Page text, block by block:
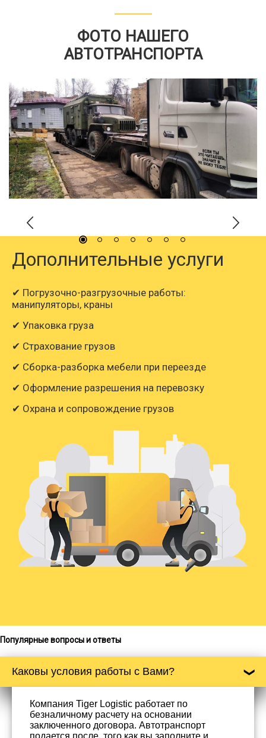
ФОТО НАШЕГО
АВТОТРАНСПОРТА
Дополнительные услуги
✔ Погрузочно-разгрузочные работы:
манипуляторы, краны
✔ Упаковка груза
✔ Страхование грузов
✔ Сборка-разборка мебели при переезде
✔ Оформление разрешения на перевозку
✔ Охрана и сопровождение грузов
Популярные вопросы и ответы
Каковы условия работы с Вами?
Компания Tiger Logistic работает по
безналичному расчету на основании
заключенного договора. Автотранспорт
подается после, того как вы заполните и